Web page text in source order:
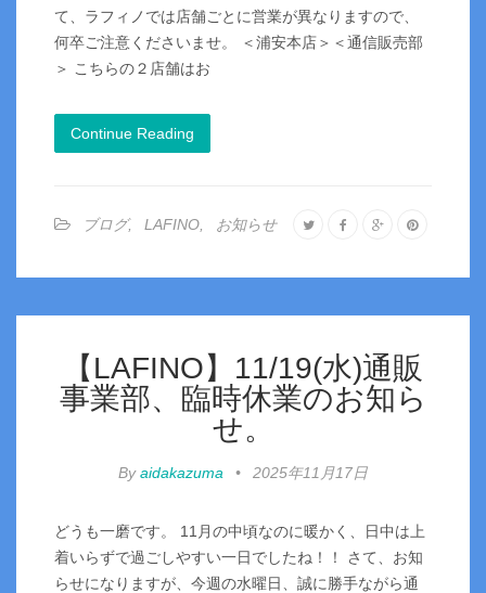
て、ラフィノでは店舗ごとに営業が異なりますので、
何卒ご注意くださいませ。 ＜浦安本店＞＜通信販売部
＞ こちらの２店舗はお
Continue Reading
ブログ, LAFINO お知らせ
【LAFINO】11/19(水)通販
事業部、臨時休業のお知ら
せ。
Byaidakazuma • 2025年11月17日
どうも一磨です。 11月の中頃なのに暖かく、日中は上
着いらずで過ごしやすい一日でしたね！！ さて、お知
らせになりますが、今週の水曜日、誠に勝手ながら通